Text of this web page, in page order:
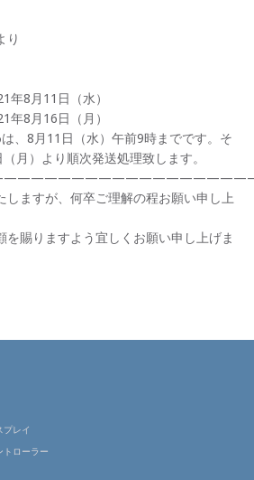
り
年8月11日（水）
年8月16日（月）
、8月11日（水）午前9時までです。そ
月）より順次発送処理致します。
しますが、何卒ご理解の程お願い申し上
を賜りますよう宜しくお願い申し上げま
レイ
トローラー